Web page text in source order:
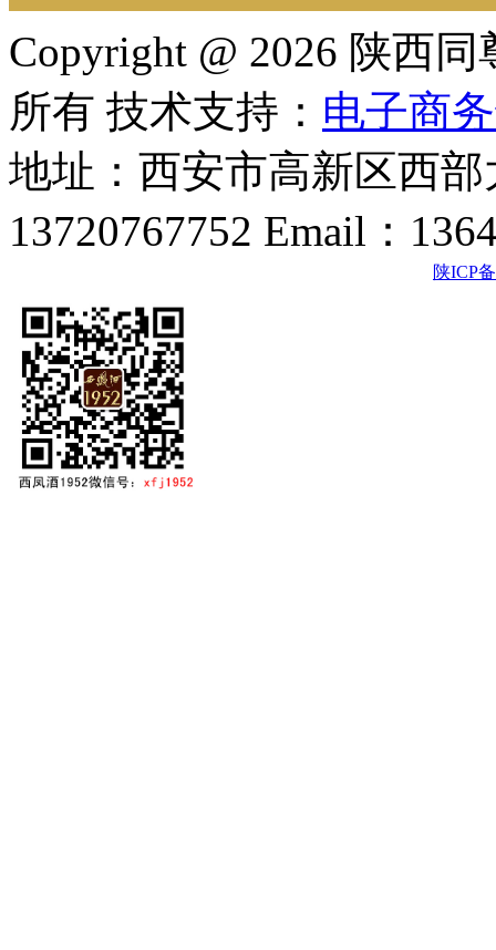
Copyright @ 2026 陕西
所有 技术支持： 电子商
地址：西安市高新区西
13720767752 Email：
陕ICP